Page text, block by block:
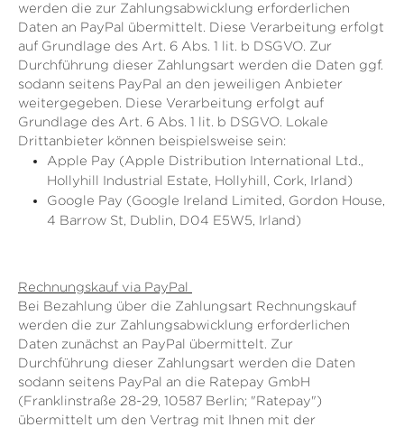
werden die zur Zahlungsabwicklung erforderlichen
Daten an PayPal übermittelt. Diese Verarbeitung erfolgt
auf Grundlage des Art. 6 Abs. 1 lit. b DSGVO. Zur
Durchführung dieser Zahlungsart werden die Daten ggf.
sodann seitens PayPal an den jeweiligen Anbieter
weitergegeben. Diese Verarbeitung erfolgt auf
Grundlage des Art. 6 Abs. 1 lit. b DSGVO. Lokale
Drittanbieter können beispielsweise sein:
Apple Pay (Apple Distribution International Ltd.,
Hollyhill Industrial Estate, Hollyhill, Cork, Irland)
Google Pay (Google Ireland Limited, Gordon House,
4 Barrow St, Dublin, D04 E5W5, Irland)
Rechnungskauf via PayPal
Bei Bezahlung über die Zahlungsart Rechnungskauf
werden die zur Zahlungsabwicklung erforderlichen
Daten zunächst an PayPal übermittelt. Zur
Durchführung dieser Zahlungsart werden die Daten
sodann seitens PayPal an die Ratepay GmbH
(Franklinstraße 28-29, 10587 Berlin; "Ratepay")
übermittelt um den Vertrag mit Ihnen mit der